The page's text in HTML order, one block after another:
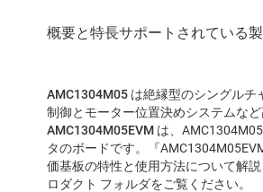
AMC1304M05 は絶縁型のシングルチ
制御とモーター位置決めシステムな
AMC1304M05EVM は、
タのボードです。『
価基板の特性と使用方法について解
ロダクト フォルダをご覧ください。